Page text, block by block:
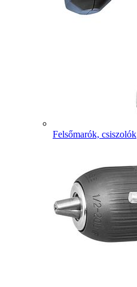
Felsőmarók, csiszolók